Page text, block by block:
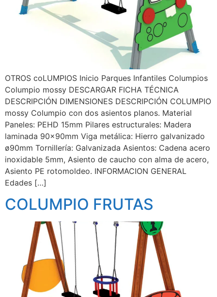
OTROS coLUMPIOS Inicio Parques Infantiles Columpios
Columpio mossy DESCARGAR FICHA TÉCNICA
DESCRIPCIÓN DIMENSIONES DESCRIPCIÓN COLUMPIO
mossy Columpio con dos asientos planos. Material
Paneles: PEHD 15mm Pilares estructurales: Madera
laminada 90x90mm Viga metálica: Hierro galvanizado
ø90mm Tornillería: Galvanizada Asientos: Cadena acero
inoxidable 5mm, Asiento de caucho con alma de acero,
Asiento PE rotomoldeo. INFORMACION GENERAL
Edades […]
COLUMPIO FRUTAS